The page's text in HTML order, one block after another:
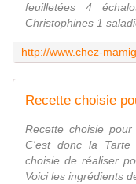
feuilletées 4
Christophines 1
Recette choisie
C'est donc la Tarte
choisie de réaliser
Voici les ingrédients